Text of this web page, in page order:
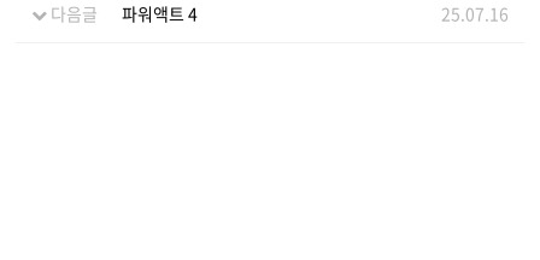
다음글 파워액트 4 25.07.16